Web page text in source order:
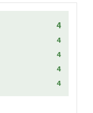
4
4
4
4
4